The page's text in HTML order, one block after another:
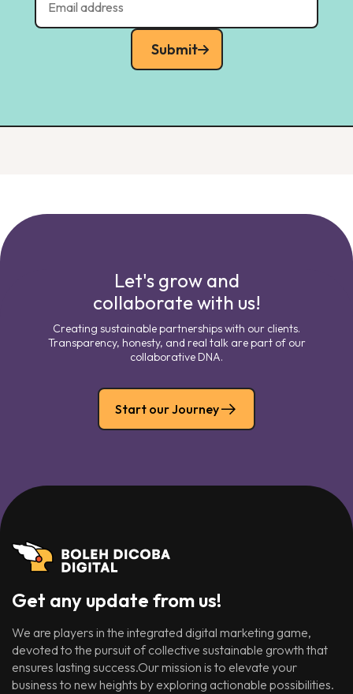
Submit
Let's grow and
collaborate with us!
Creating sustainable partnerships with our clients.
Transparency, honesty, and real talk are part of our
collaborative DNA.
Start our Journey
Get any update from us!
We are players in the integrated digital marketing game,
devoted to the pursuit of collective sustainable growth that
ensures lasting success.Our mission is to elevate your
business to new heights by exploring actionable possibilities.